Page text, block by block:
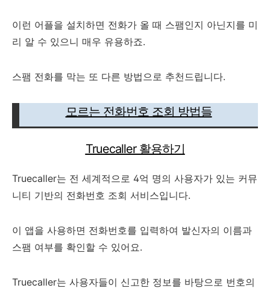
이런 어플을 설치하면 전화가 올 때 스팸인지 아닌지를 미
리 알 수 있으니 매우 유용하죠.
스팸 전화를 막는 또 다른 방법으로 추천드립니다.
모르는 전화번호 조회 방법들
Truecaller 활용하기
Truecaller는 전 세계적으로 4억 명의 사용자가 있는 커뮤
니티 기반의 전화번호 조회 서비스입니다.
이 앱을 사용하면 전화번호를 입력하여 발신자의 이름과
스팸 여부를 확인할 수 있어요.
Truecaller는 사용자들이 신고한 정보를 바탕으로 번호의